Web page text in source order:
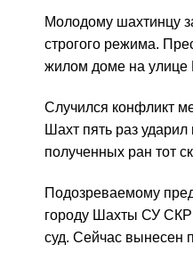
Молодому шахтинцу
строгого режима.
жилом доме на улице
Случился конфликт
Шахт пять раз
полученных ран тот
Подозреваемому
городу Шахты СУ СКР
суд. Сейчас вынесен